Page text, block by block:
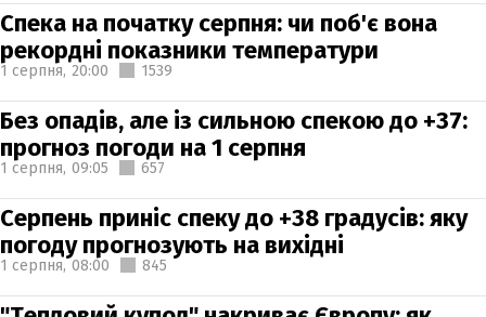
Спека на початку серпня: чи поб'є вона
рекордні показники температури
1 серпня, 20:00 1539
Без опадів, але із сильною спекою до +37:
прогноз погоди на 1 серпня
1 серпня, 09:05 657
Серпень приніс спеку до +38 градусів: яку
погоду прогнозують на вихідні
1 серпня, 08:00 845